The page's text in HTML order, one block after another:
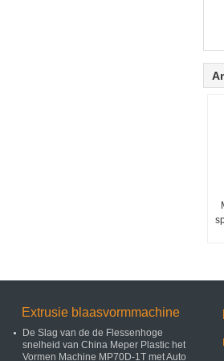
Extrusie blaasvormmachine
De Slag van de de Flessenhoge
snelheid van China Meper Plastic het
Vormen Machine MP70D-1T met Auto